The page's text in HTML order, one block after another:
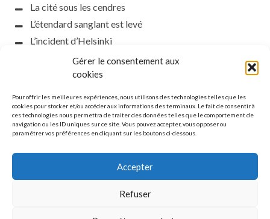
Gérer le consentement aux
cookies
Pour offrir les meilleures expériences, nous utilisons des technologies telles que les
cookies pour stocker et/ou accéder aux informations des terminaux. Le fait de consentir à
ces technologies nous permettra de traiter des données telles que le comportement de
navigation ou les ID uniques sur ce site. Vous pouvez accepter, vous opposer ou
paramétrer vos préférences en cliquant sur les boutons ci-dessous.
Accepter
Refuser
La cité sous les cendres
L’étendard sanglant est levé
L’incident d’Helsinki
la petite fasciste
Toutes les nuances de la nuit
Que s’obscurcissent le soleil et la lumière
Le silence